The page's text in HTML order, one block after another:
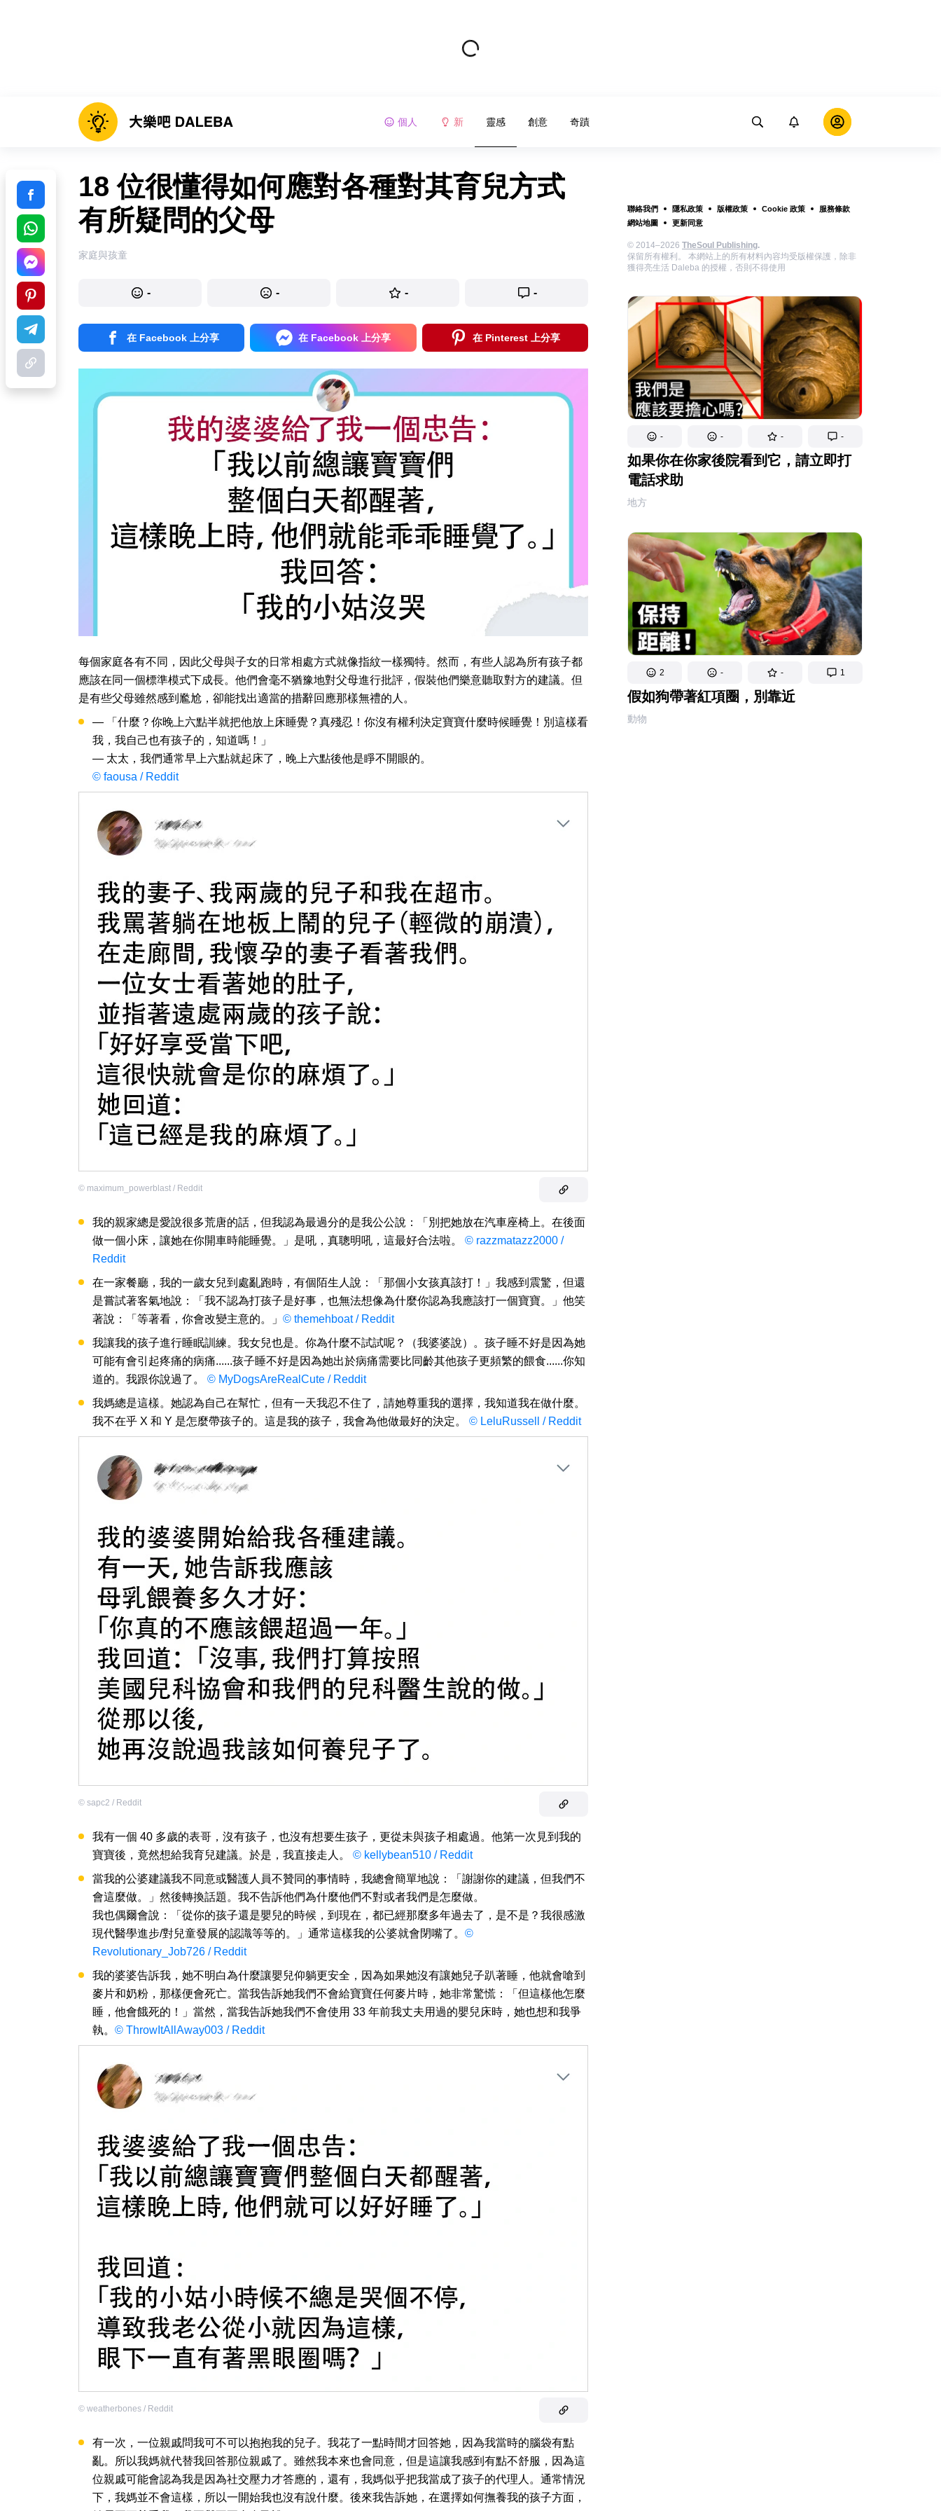
個人 新 靈感 創意 奇蹟
聯絡我們 隱私政策 版權政策 Cookie 政策
服務條款
網站地圖
更新同意
© 2014–2026 TheSoul Publishing.
保留所有權利。 本網站上的所有材料內容均受版權保護，除非
獲得亮生活 Daleba 的授權，否則不得使用
- - - -
如果你在你家後院看到它，請立即打
電話求助
地方
2 - - 1
假如狗帶著紅項圈，別靠近
動物
18 位很懂得如何應對各種對其育兒方式
有所疑問的父母
家庭與孩童
- - - -
在 Facebook 上分享 在 Facebook 上分享 在 Pinterest 上分享
每個家庭各有不同，因此父母與子女的日常相處方式就像指紋一樣獨特。然而，有些人認為所有孩子都
應該在同一個標準模式下成長。他們會毫不猶豫地對父母進行批評，假裝他們樂意聽取對方的建議。但
是有些父母雖然感到尷尬，卻能找出適當的措辭回應那樣無禮的人。
— 「什麼？你晚上六點半就把他放上床睡覺？真殘忍！你沒有權利決定寶寶什麼時候睡覺！別這樣看
我，我自己也有孩子的，知道嗎！」
— 太太，我們通常早上六點就起床了，晚上六點後他是睜不開眼的。
© faousa / Reddit
© maximum_powerblast / Reddit
我的親家總是愛說很多荒唐的話，但我認為最過分的是我公公說：「別把她放在汽車座椅上。在後面
做一個小床，讓她在你開車時能睡覺。」是吼，真聰明吼，這最好合法啦。 © razzmatazz2000 /
Reddit
在一家餐廳，我的一歲女兒到處亂跑時，有個陌生人說：「那個小女孩真該打！」我感到震驚，但還
是嘗試著客氣地說：「我不認為打孩子是好事，也無法想像為什麼你認為我應該打一個寶寶。」他笑
著說：「等著看，你會改變主意的。」 © themehboat / Reddit
我讓我的孩子進行睡眠訓練。我女兒也是。你為什麼不試試呢？（我婆婆說）。孩子睡不好是因為她
可能有會引起疼痛的病痛......孩子睡不好是因為她出於病痛需要比同齡其他孩子更頻繁的餵食......你知
道的。我跟你說過了。 © MyDogsAreRealCute / Reddit
我媽總是這樣。她認為自己在幫忙，但有一天我忍不住了，請她尊重我的選擇，我知道我在做什麼。
我不在乎 X 和 Y 是怎麼帶孩子的。這是我的孩子，我會為他做最好的決定。 © LeluRussell / Reddit
© sapc2 / Reddit
我有一個 40 多歲的表哥，沒有孩子，也沒有想要生孩子，更從未與孩子相處過。他第一次見到我的
寶寶後，竟然想給我育兒建議。於是，我直接走人。 © kellybean510 / Reddit
當我的公婆建議我不同意或醫護人員不贊同的事情時，我總會簡單地說：「謝謝你的建議，但我們不
會這麼做。」然後轉換話題。我不告訴他們為什麼他們不對或者我們是怎麼做。
我也偶爾會說：「從你的孩子還是嬰兒的時候，到現在，都已經那麼多年過去了，是不是？我很感激
現代醫學進步/對兒童發展的認識等等的。」通常這樣我的公婆就會閉嘴了。 ©
Revolutionary_Job726 / Reddit
我的婆婆告訴我，她不明白為什麼讓嬰兒仰躺更安全，因為如果她沒有讓她兒子趴著睡，他就會嗆到
麥片和奶粉，那樣便會死亡。當我告訴她我們不會給寶寶任何麥片時，她非常驚慌：「但這樣他怎麼
睡，他會餓死的！」當然，當我告訴她我們不會使用 33 年前我丈夫用過的嬰兒床時，她也想和我爭
執。 © ThrowItAllAway003 / Reddit
© weatherbones / Reddit
有一次，一位親戚問我可不可以抱抱我的兒子。我花了一點時間才回答她，因為我當時的腦袋有點
亂。所以我媽就代替我回答那位親戚了。雖然我本來也會同意，但是這讓我感到有點不舒服，因為這
位親戚可能會認為我是因為社交壓力才答應的，還有，我媽似乎把我當成了孩子的代理人。通常情況
下，我媽並不會這樣，所以一開始我也沒有說什麼。後來我告訴她，在選擇如何撫養我的孩子方面，